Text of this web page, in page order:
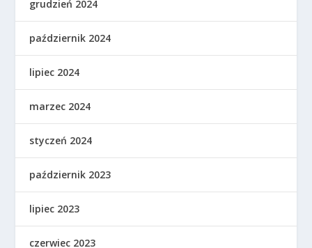
grudzień 2024
październik 2024
lipiec 2024
marzec 2024
styczeń 2024
październik 2023
lipiec 2023
czerwiec 2023